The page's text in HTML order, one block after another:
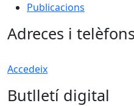
Publicacions
Adreces i telèfons
Accedeix
Butlletí digital